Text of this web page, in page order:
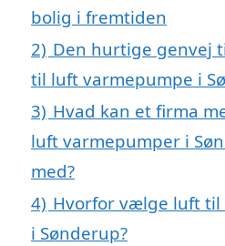
bolig i fremtiden
2) Den hurtige genvej
til luft varmepumpe i
3) Hvad kan et firma
luft varmepumper i
med?
4) Hvorfor vælge luft
i Sønderup?